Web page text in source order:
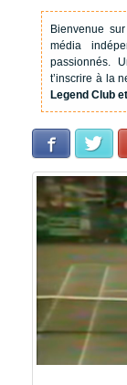
Bienvenue
média
passionnés.
t’inscrire à la
Legend Club
Facebook